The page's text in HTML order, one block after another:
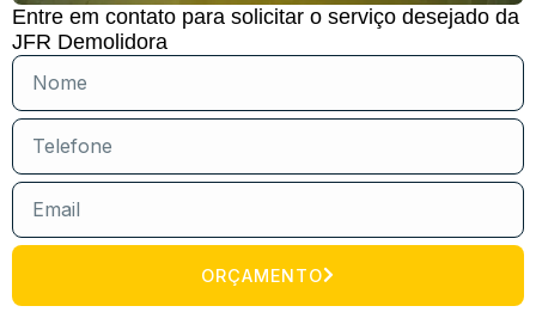
Entre em contato para solicitar o serviço desejado da
JFR Demolidora
ORÇAMENTO